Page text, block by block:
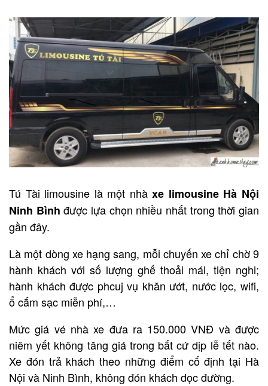
Tú Tài limousine là một nhàxe limousine Hà Nội
Ninh Bình được lựa chọn nhiều nhất trong thời gian
gần đây.
Là một dòng xe hạng sang, mỗi chuyến xe chỉ chờ 9
hành khách với số lượng ghế thoải mái, tiện nghi;
hành khách được phcuj vụ khăn ướt, nước lọc, wifi,
ổ cắm sạc miễn phí,…
Mức giá vé nhà xe đưa ra 150.000 VNĐ và được
niêm yết không tăng giá trong bất cứ dịp lễ tết nào.
Xe đón trả khách theo những điểm cố định tại Hà
Nội và Ninh Bình, không đón khách dọc đường.